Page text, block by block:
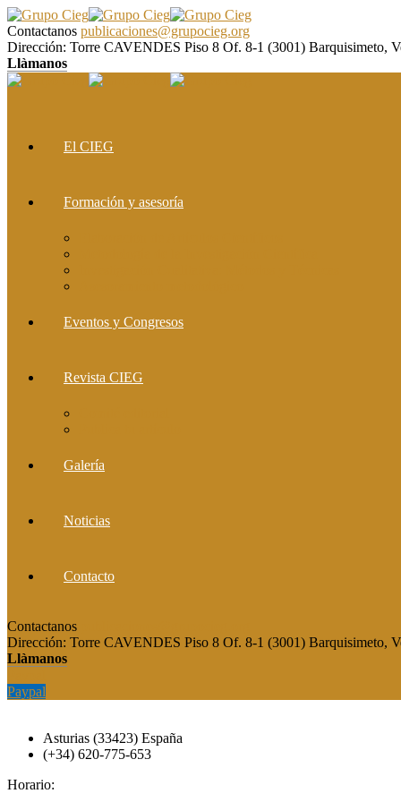
Contactanos publicaciones@grupocieg.org
Dirección: Torre CAVENDES Piso 8 Of. 8-1 (3001) Barquisimeto,
Llàmanos
El CIEG
Formación y asesoría
Eventos y Congresos
Revista CIEG
Galería
Noticias
Contacto
Contactanos
Dirección: Torre CAVENDES Piso 8 Of. 8-1 (3001) Barquisimeto,
Llàmanos
Paypal
Asturias (33423) España
(+34) 620-775-653
Horario: